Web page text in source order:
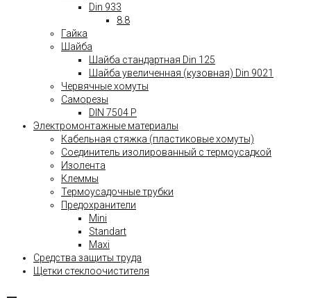
Din 933
8.8
Гайка
Шайба
Шайба стандартная Din 125
Шайба увеличенная (кузовная) Din 9021
Червячные хомуты
Саморезы
DIN 7504 P
Электромонтажные материалы
Кабельная стяжка (пластиковые хомуты)
Соединитель изолированный с термоусадкой
Изолента
Клеммы
Термоусадочные трубки
Предохранители
Mini
Standart
Maxi
Средства защиты труда
Щетки стеклоочистителя